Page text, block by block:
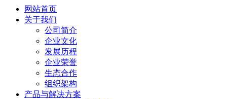
网站首页
关于我们
公司简介
企业文化
发展历程
企业荣誉
生态合作
组织架构
产品与解决方案